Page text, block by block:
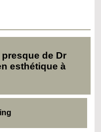
de Dr
esthétique à